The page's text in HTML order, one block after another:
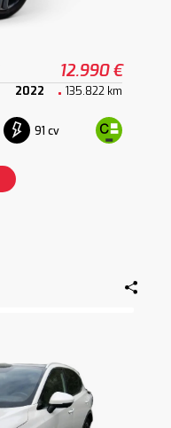
12.990 €
2022 135.822 km
91 cv